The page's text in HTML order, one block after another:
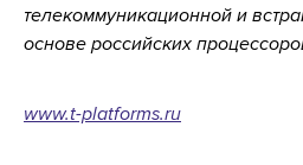
телекоммуникационной и
основе российских
www.t-platforms.ru